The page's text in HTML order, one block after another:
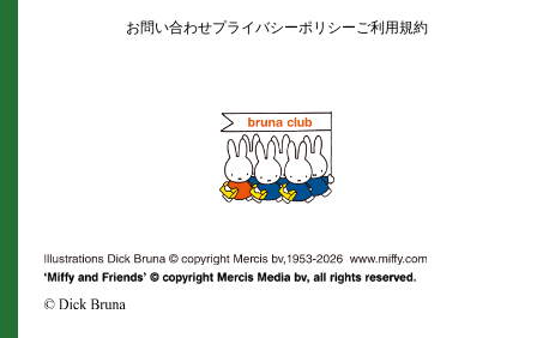
お問い合わせプライバシーポリシーご利用規約